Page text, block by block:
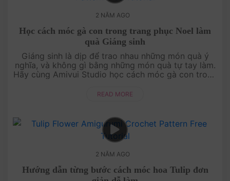
2 NĂM AGO
Học cách móc gà con trong trang phục Noel làm
quà Giáng sinh
Giáng sinh là dịp để trao nhau những món quà ý
nghĩa, và không gì bằng những món quà tự tay làm.
Hãy cùng Amivui Studio học cách móc gà con trong
tiết....
READ MORE
2 NĂM AGO
Hướng dẫn từng bước cách móc hoa Tulip đơn